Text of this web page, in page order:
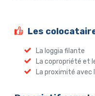
Les
La loggia filante
La copropriété et
La proximité avec